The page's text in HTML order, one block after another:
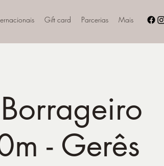
Gift card Parcerias Mais
- Gerês